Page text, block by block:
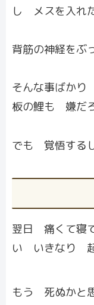
し メスを入れ
背筋の神経を
そんな事ばか
板の鯉も 嫌だ
でも 覚悟する
翌日 痛くて寝
い いきなり
もう 死ぬかと